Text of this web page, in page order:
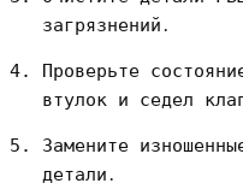
загрязнений․
Проверьте
втулок и седел
Замените
детали․